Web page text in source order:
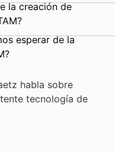
la creación de
esperar de la
habla sobre
tecnología de